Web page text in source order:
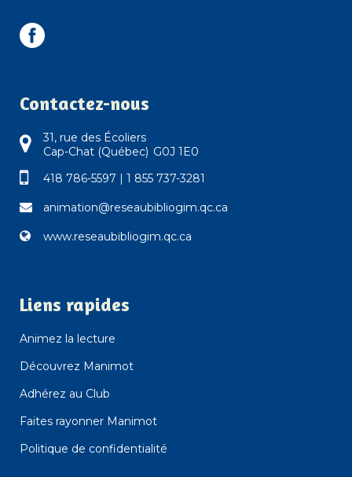
Contactez-nous
31, rue des Écoliers
Cap-Chat (Québec) G0J 1E0
418 786-5597 | 1 855 737-3281
animation@reseaubibliogim.qc.ca
www.reseaubibliogim.qc.ca
Liens rapides
Animez la lecture
Découvrez Manimot
Adhérez au Club
Faites rayonner Manimot
Politique de confidentialité